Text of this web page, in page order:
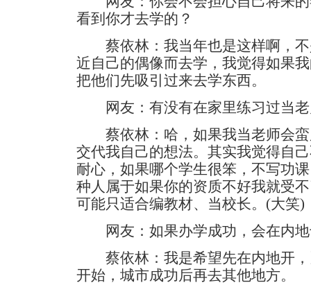
看到你才去学的？
蔡依林：我当年也是这样啊，不
近自己的偶像而去学，我觉得如果
把他们先吸引过来去学东西。
网友：有没有在家里练习过当老
蔡依林：哈，如果我当老师会蛮
交代我自己的想法。其实我觉得自
耐心，如果哪个学生很笨，不写功
种人属于如果你的资质不好我就受
可能只适合编教材、当校长。(大笑)
网友：如果办学成功，会在内地
蔡依林：我是希望先在内地开，
开始，城市成功后再去其他地方。